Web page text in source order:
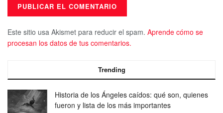
Este sitio usa Akismet para reducir el spam. Aprende cómo se
procesan los datos de tus comentarios.
Trending
Historia de los Ángeles caídos: qué son, quienes
fueron y lista de los más importantes